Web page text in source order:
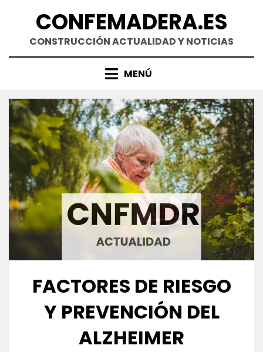
contenidoCONFEMADERA.ES
CONSTRUCCIÓN ACTUALIDAD Y NOTICIAS
MENÚ
FACTORES DE RIESGO
Y PREVENCIÓN DEL
ALZHEIMER